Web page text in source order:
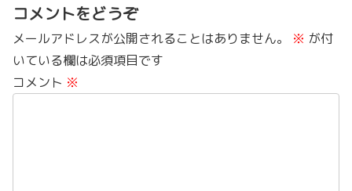
コメントをどうぞ
メールアドレスが公開されることはありません。 ※ が付
いている欄は必須項目です
コメント ※